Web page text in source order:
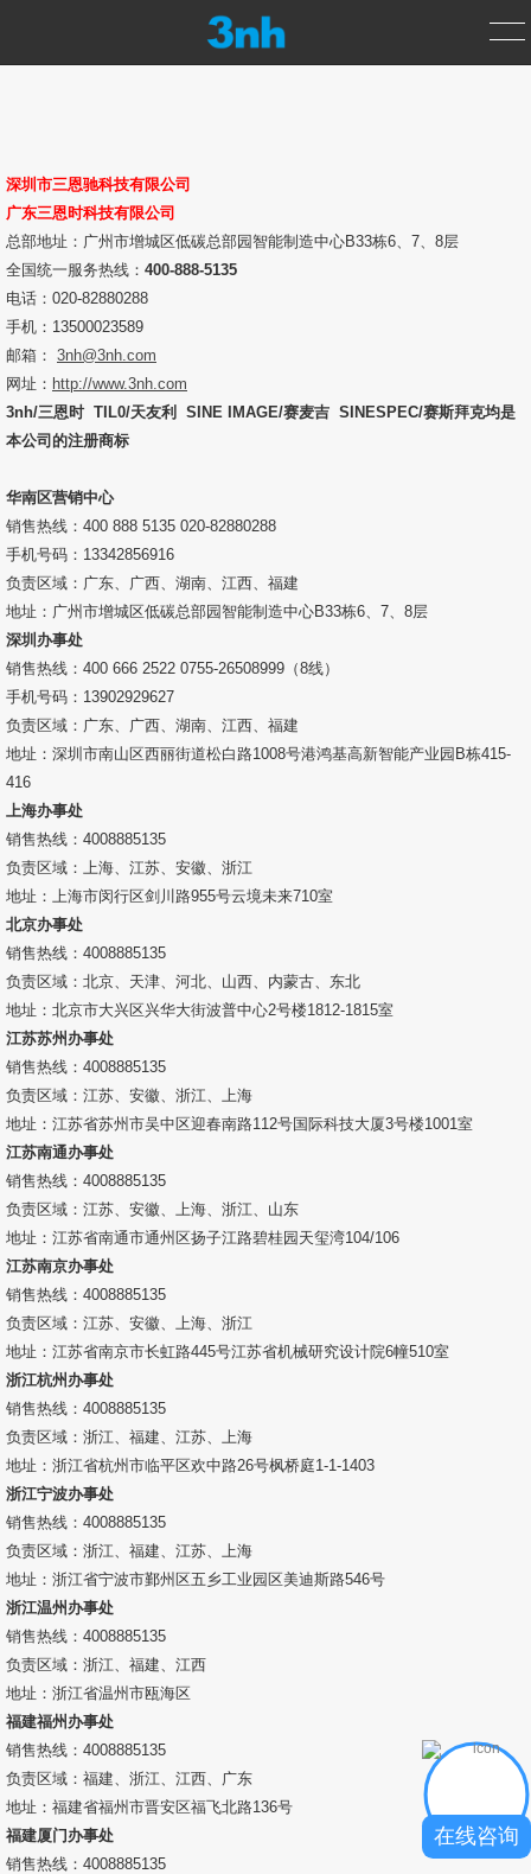
产品中心
测色仪
光泽度仪
分光密度仪
涂层测厚仪
色差宝
新闻资讯
公司新闻
行业新闻
行业知识
颜色知识
解决方案
服务专区
下载专区
视频专区
企业介绍
服务承诺
在线留言
联系我们
深圳市三恩驰科技有限公司
广东三恩时科技有限公司
总部地址：广州市增城区低碳总部园智能制造中心B33栋6、7、8层
全国统一服务热线： 400-888-5135
电话：020-82880288
手机：13500023589
邮箱： 3nh@3nh.com
网址： http://www.3nh.com
3nh/三恩时 TIL0/天友利 SINE IMAGE/赛麦吉 SINESPEC/赛斯拜克均是
本公司的注册商标
华南区营销中心
销售热线：400 888 5135 020-82880288
手机号码：13342856916
负责区域：广东、广西、湖南、江西、福建
地址：广州市增城区低碳总部园智能制造中心B33栋6、7、8层
深圳办事处
销售热线：400 666 2522 0755-26508999（8线）
手机号码：13902929627
负责区域：广东、广西、湖南、江西、福建
地址：深圳市南山区西丽街道松白路1008号港鸿基高新智能产业园B栋415-
416
上海办事处
销售热线：4008885135
负责区域：上海、江苏、安徽、浙江
地址：上海市闵行区剑川路955号云境未来710室
北京办事处
销售热线：4008885135
负责区域：北京、天津、河北、山西、内蒙古、东北
地址：北京市大兴区兴华大街波普中心2号楼1812-1815室
江苏苏州办事处
销售热线：4008885135
负责区域：江苏、安徽、浙江、上海
地址：江苏省苏州市吴中区迎春南路112号国际科技大厦3号楼1001室
江苏南通办事处
销售热线：4008885135
负责区域：江苏、安徽、上海、浙江、山东
地址：江苏省南通市通州区扬子江路碧桂园天玺湾104/106
江苏南京办事处
销售热线：4008885135
负责区域：江苏、安徽、上海、浙江
地址：江苏省南京市长虹路445号江苏省机械研究设计院6幢510室
浙江杭州办事处
销售热线：4008885135
负责区域：浙江、福建、江苏、上海
地址：浙江省杭州市临平区欢中路26号枫桥庭1-1-1403
浙江宁波办事处
销售热线：4008885135
负责区域：浙江、福建、江苏、上海
地址：浙江省宁波市鄞州区五乡工业园区美迪斯路546号
浙江温州办事处
销售热线：4008885135
负责区域：浙江、福建、江西
地址：浙江省温州市瓯海区
福建福州办事处
销售热线：4008885135
负责区域：福建、浙江、江西、广东
地址：福建省福州市晋安区福飞北路136号
福建厦门办事处
销售热线：4008885135
在线咨询